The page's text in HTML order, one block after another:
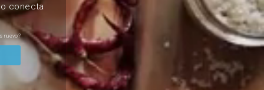
conecta
nuevo?